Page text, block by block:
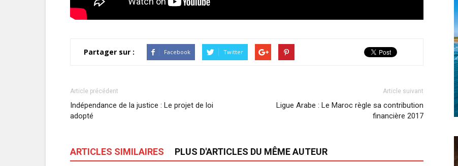
Partager sur : Facebook Twitter
Article précédent
Indépendance de la justice : Le projet de loi
adopté
Article suivant
Ligue Arabe : Le Maroc règle sa contribution
financière 2017
ARTICLES SIMILAIRES PLUS D'ARTICLES DU MÊME AUTEUR